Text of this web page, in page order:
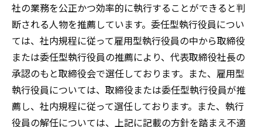
社の業務を公正かつ効率的に執行することができると判
断される人物を推薦しています。委任型執行役員につい
ては、社内規程に従って雇用型執行役員の中から取締役
または委任型執行役員の推薦により、代表取締役社長の
承認のもと取締役会で選任しております。また、雇用型
執行役員については、取締役または委任型執行役員が推
薦し、社内規程に従って選任しております。また、執行
役員の解任については、上記に記載の方針を踏まえ不適